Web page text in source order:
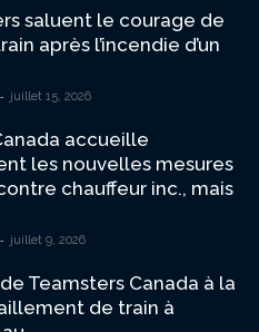
saluent le courage de
après l’incendie d’un
- juillet 15, 2026
accueille
les nouvelles mesures
chauffeur inc., mais
- juillet 9, 2026
Teamsters Canada à la
de train à